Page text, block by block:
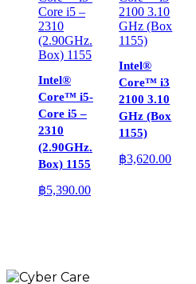
Intel®
Core™ i5-
Core i5 –
2310
(2.90GHz.
Box) 1155
฿5,390.00
Intel®
Core™ i3
2100 3.10
GHz (Box
1155)
฿3,620.00